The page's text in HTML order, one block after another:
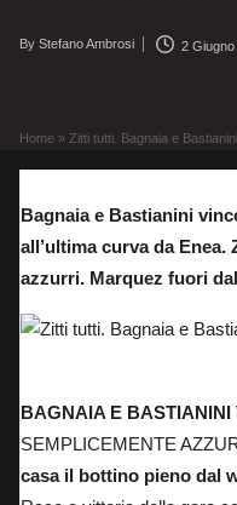
Posted
By Stefano Ambrosi 2 Giugno
Home » Zitti tutti. Bagnaia e
Bagnaia e Bastianini
all’ultima curva da
azzurri. Marquez fuori
BAGNAIA E
SEMPLICEMENTE
casa il bottino pieno dal